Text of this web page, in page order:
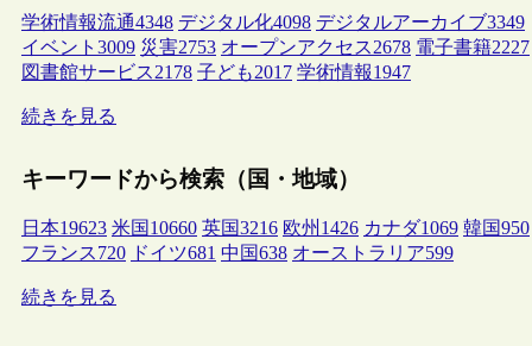
学術情報流通4348 デジタル化4098 デジタルアーカイブ3349
イベント 3009 災害2753 オープンアクセス2678 電子書籍2227
図書館サービス2178 子ども2017 学術情報1947
続きを見る
キーワードから検索（国・地域）
日本19623 米国 10660 英国3216 欧州 1426 カナダ1069 韓国950
フランス720 ドイツ681 中国638 オーストラリア599
続きを見る